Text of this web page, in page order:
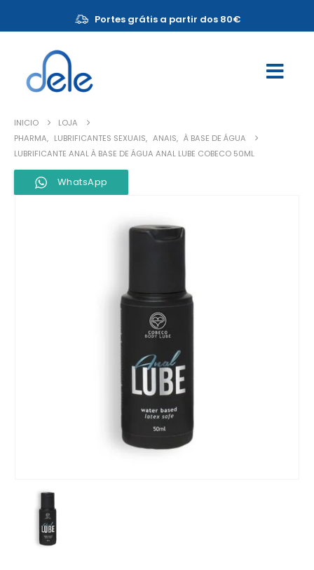
Portes grátis a partir dos 80€
INICIO
LOJA
PHARMA, LUBRIFICANTES SEXUAIS, ANAIS, À BASE DE ÁGUA
LUBRIFICANTE ANAL À BASE DE ÁGUA ANAL LUBE COBECO 50ML
WhatsApp